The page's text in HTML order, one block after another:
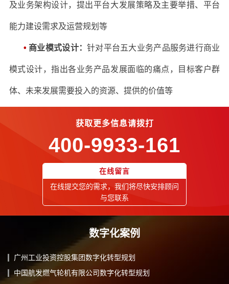
及业务架构设计，提出平台大发展策略及主要举措、平台
能力建设需求及运营规划等
• 商业模式设计：针对平台五大业务产品服务进行商业
模式设计，指出各业务产品发展面临的痛点，目标客户群
体、未来发展需要投入的资源、提供的价值等
获取更多信息请拨打
400-9933-161
在线留言
在线提交您的需求，我们将尽快安排顾问
与您联系
数字化案例
广州工业投资控股集团数字化转型规划
中国航发燃气轮机有限公司数字化转型规划